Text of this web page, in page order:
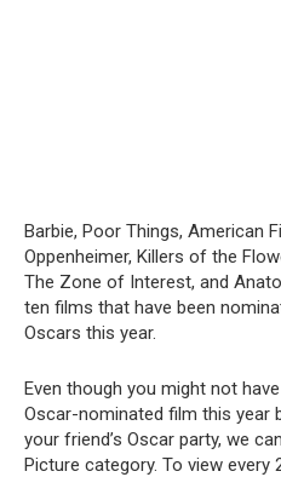
Barbie, Poor Things, American
Oppenheimer, Killers of the
The Zone of Interest, and
ten films that have been
Oscars this year.
Even though you might not
Oscar-nominated film this year
your friend’s Oscar party, we
Picture category. To view